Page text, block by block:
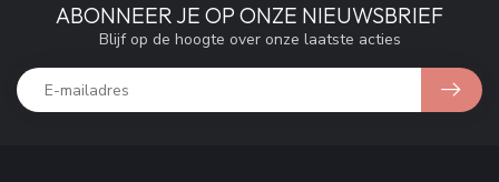
ABONNEER JE OP ONZE NIEUWSBRIEF
Blijf op de hoogte over onze laatste acties